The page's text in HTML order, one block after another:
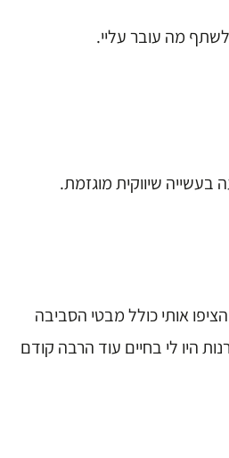
לשתף מה עובר עליי.
שיווקית מוגזמת.
אותי כולל מבטי הסביבה
היו לי בחיים עוד הרבה קודם